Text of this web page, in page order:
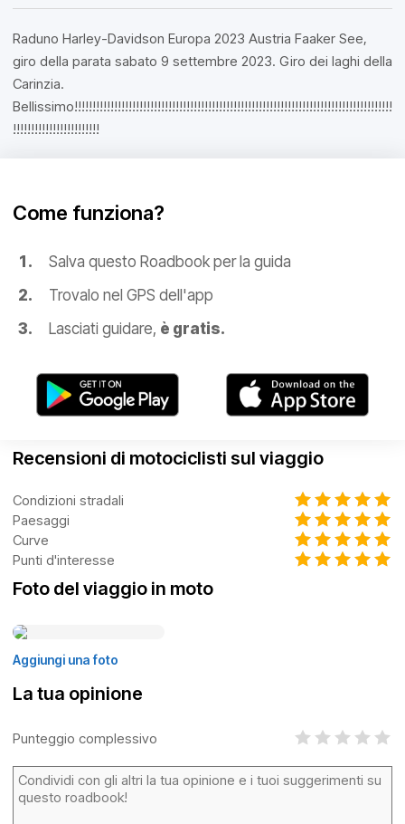
Raduno Harley-Davidson Europa 2023 Austria Faaker See,
giro della parata sabato 9 settembre 2023. Giro dei laghi della
Carinzia.
Bellissimo!!!!!!!!!!!!!!!!!!!!!!!!!!!!!!!!!!!!!!!!!!!!!!!!!!!!!!!!!!!!!!!!!!!!!!!!!!!!!!!!!!!!!!!!
!!!!!!!!!!!!!!!!!!!!!!!!
Come funziona?
Salva questo Roadbook per la guida
Trovalo nel GPS dell'app
Lasciati guidare, è gratis.
Recensioni di motociclisti sul viaggio
Condizioni stradali
Paesaggi
Curve
Punti d'interesse
Foto del viaggio in moto
Aggiungi una foto
La tua opinione
Punteggio complessivo